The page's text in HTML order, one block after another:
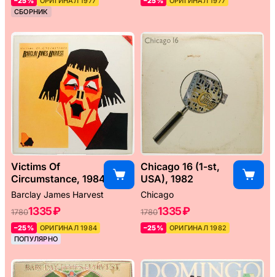
СБОРНИК
Victims Of
Circumstance, 1984
Barclay James Harvest
17801335 ₽
–25%
ОРИГИНАЛ 1984
ПОПУЛЯРНО
Chicago 16 (1-st,
USA), 1982
Chicago
17801335 ₽
–25% ОРИГИНАЛ 1982